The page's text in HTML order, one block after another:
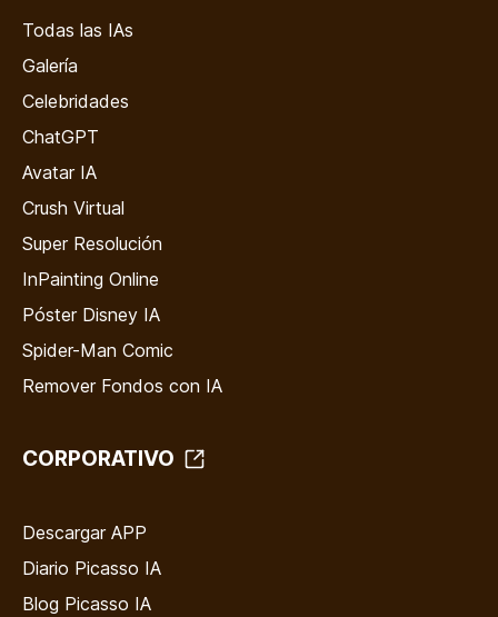
Todas las IAs
Galería
Celebridades
ChatGPT
Avatar IA
Crush Virtual
Super Resolución
InPainting Online
Póster Disney IA
Spider-Man Comic
Remover Fondos con IA
CORPORATIVO
Descargar APP
Diario Picasso IA
Blog Picasso IA